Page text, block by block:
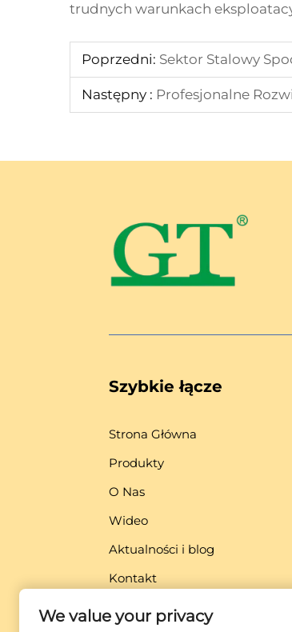
trudnych warunkach
Poprzedni: Sektor Stalowy
Następny : Profesjonalne
Szybkie łącze
Strona Główna
Produkty
O Nas
Wideo
Aktualności i blog
Kontakt
We value your privacy